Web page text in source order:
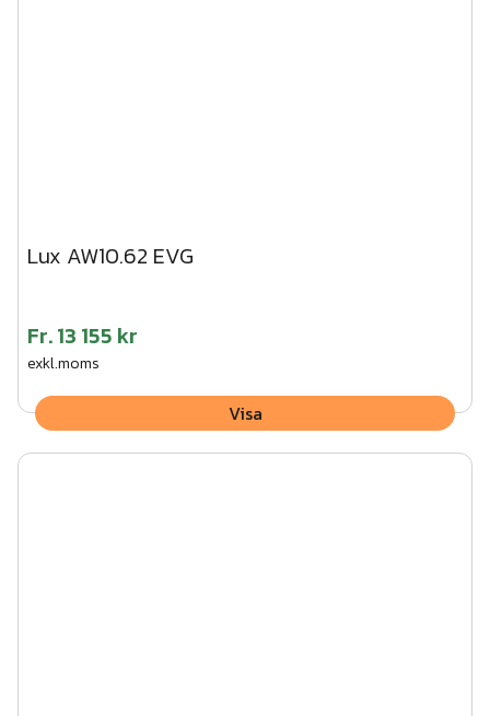
Lux AW10.62 EVG
Fr.13 155 kr
exkl.moms
Visa